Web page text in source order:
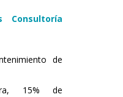
Consultoría
de
15% de